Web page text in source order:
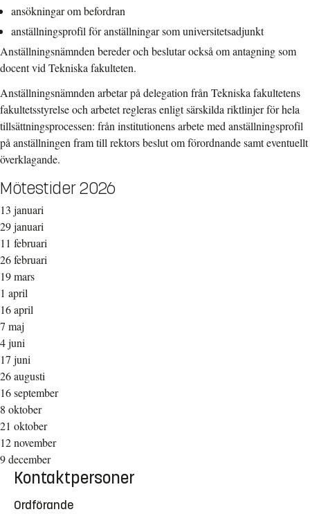
ansökningar om befordran
anställningsprofil för anställningar som universitetsadjunkt
Anställningsnämnden bereder och beslutar också om antagning som
docent vid Tekniska fakulteten.
Anställningsnämnden arbetar på delegation från Tekniska fakultetens
fakultetsstyrelse och arbetet regleras enligt särskilda riktlinjer för hela
tillsättningsprocessen: från institutionens arbete med anställningsprofil
på anställningen fram till rektors beslut om förordnande samt eventuellt
överklagande.
Mötestider 2026
13 januari
29 januari
11 februari
26 februari
19 mars
1 april
16 april
7 maj
4 juni
17 juni
26 augusti
16 september
8 oktober
21 oktober
12 november
9 december
Kontaktpersoner
Ordförande